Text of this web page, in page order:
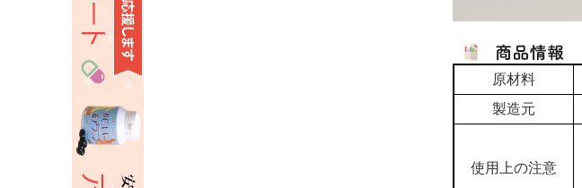
原材料
製造元
使用上の注意